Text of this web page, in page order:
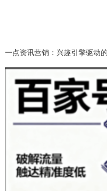
一点资讯营销：兴趣引擎驱动